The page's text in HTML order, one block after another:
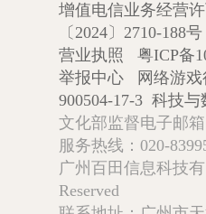
增值电信业务经营
〔2024〕2710-188号
营业执照
粤ICP备
举报中心
网络游
900504-17-3 科技与
文化部监督电子邮
服务热线：020-
广州百田信息科技
Reserved